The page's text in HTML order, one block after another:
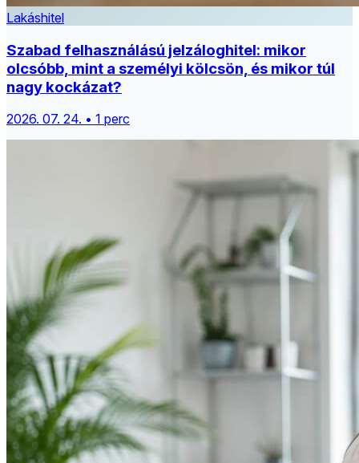
Lakáshitel
Szabad felhasználású jelzáloghitel: mikor
olcsóbb, mint a személyi kölcsön, és mikor túl
nagy kockázat?
2026. 07. 24. • 1 perc